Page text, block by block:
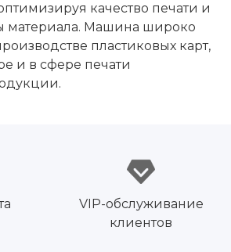
качество печати и
материала. Машина широко
пластиковых карт,
и в сфере печати
VIP-обслуживание
клиентов